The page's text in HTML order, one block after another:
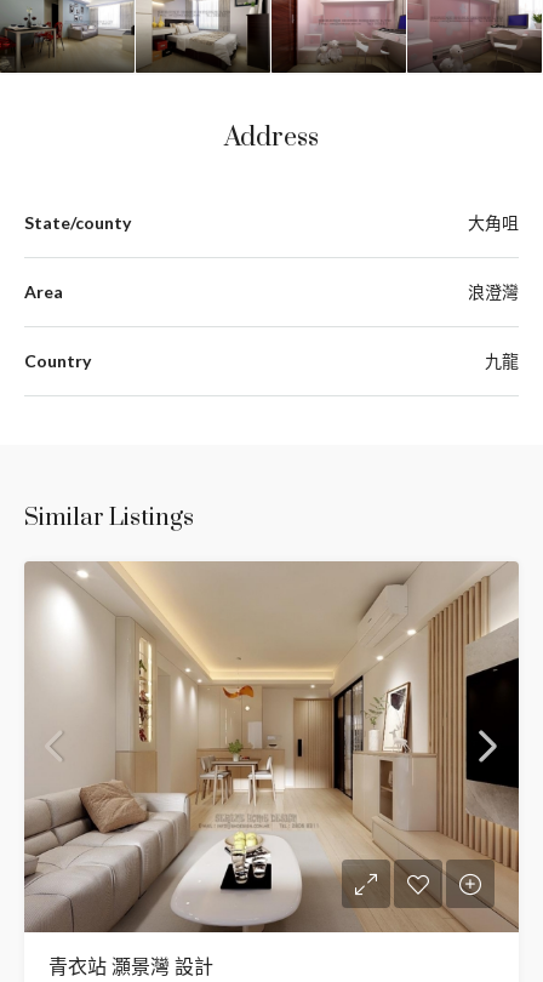
Address
State/county 大角咀
Area 浪澄灣
Country 九龍
Similar Listings
青衣站 灝景灣 設計